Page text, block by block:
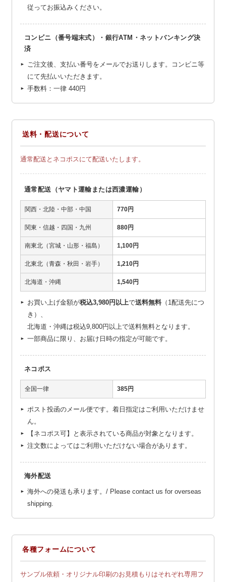
従ってお振込みください。
コンビニ（番号端末式）・銀行ATM・ネットバンキング決
済
ご注文後、支払い番号をメールでお送りします。コンビニ等
にて先払いいただきます。
手数料：一律440円
送料・配送について
通常配送とネコポスにて配送いたします。
通常配送（ヤマト運輸または西濃運輸）
関西・北陸・中部・中国 770円
関東・信越・四国・九州 880円
南東北（宮城・山形・福島） 1,100円
北東北（青森・秋田・岩手） 1,210円
北海道・沖縄 1,540円
お買い上げ金額が税込3,980円以上で送料無料（1配送先につ
き）、
北海道・沖縄は税込9,800円以上で送料無料となります。
一部商品に限り、お届け日時の指定が可能です。
ネコポス
全国一律 385円
ポスト投函のメール便です。着日指定はご利用いただけませ
ん。
【ネコポス可】と表示されている商品が対象となります。
注文数によってはご利用いただけない場合があります。
海外配送
海外への発送も承ります。/ Please contact us for overseas
shipping.
各種フォームについて
サンプル依頼・オリジナル印刷のお見積もりはそれぞれ専用フ